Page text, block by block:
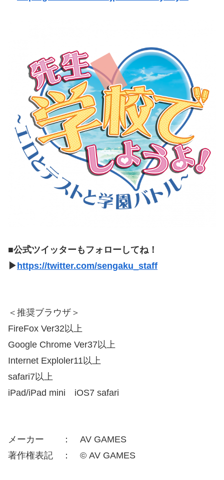
■公式ツイッターもフォローしてね！
▶ https://twitter.com/sengaku_staff
＜推奨ブラウザ＞
FireFox Ver32以上
Google Chrome Ver37以上
Internet Exploler11以上
safari7以上
iPad/iPad mini iOS7 safari
メーカー ： AV GAMES
著作権表記 ： © AV GAMES